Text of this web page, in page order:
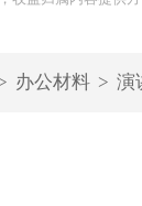
办公材料 > 演